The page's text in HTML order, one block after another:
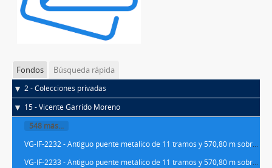
Fondos Búsqueda rápida
2 - Colecciones privadas
15 - Vicente Garrido Moreno
548 más...
VG-IF-2232 - Antiguo puente metálico de 11 tramos y 570,80 m sobre el río Guadiana con vigas de celosía múltiple y tablero intermedio, denominado Guadiana II y situado en el km 437/066 de la línea de Madrid a Badajoz, dentro del término de los municipios pacenses de Zarza de Alange y Don Álvaro, y sustituido posteriormente por un puente de hormigón
VG-IF-2233 - Antiguo puente metálico de 11 tramos y 570,80 m sobre el río Guadiana con vigas de celosía múltiple y tablero intermedio, denominado Guadiana II y situado en el km 437/066 de la línea de Madrid a Badajoz, dentro del término de los municipios pacenses de Zarza de Alange y Don Álvaro, y sustituido posteriormente por un puente de hormigón